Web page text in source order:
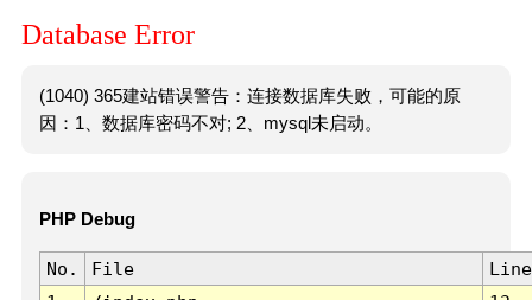
Database Error
(1040) 365建站错误警告：连接数据库失败，可能的原
因：1、数据库密码不对; 2、mysql未启动。
PHP Debug
No. File
Line